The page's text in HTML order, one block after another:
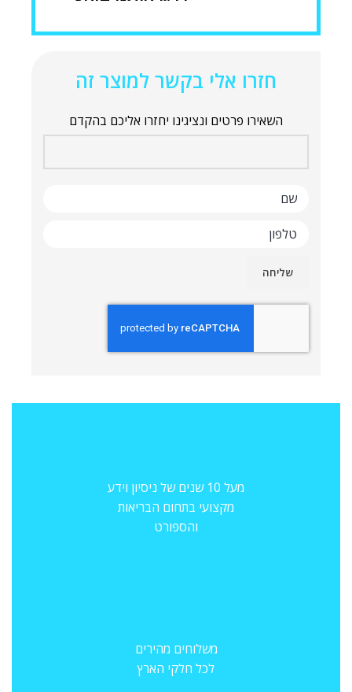
חזרו אלי בקשר למוצר זה
השאירו פרטים ונציגינו יחזרו אליכם בהקדם
מעל 10 שנים של ניסיון וידע
מקצועי בתחום הבריאות
והספורט
משלוחים מהירים
לכל חלקי הארץ